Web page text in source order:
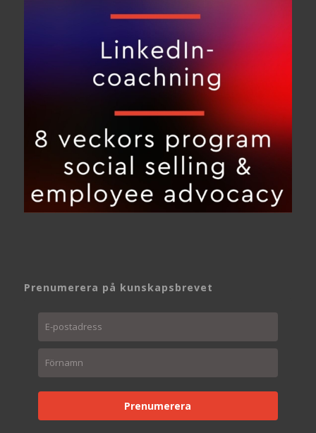
Prenumerera på kunskapsbrevet
Prenumerera